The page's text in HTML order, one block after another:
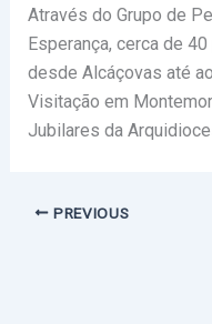
Através do Grupo de
Esperança, cerca de
desde Alcáçovas até
Visitação em
Jubilares da
PREVIOUS